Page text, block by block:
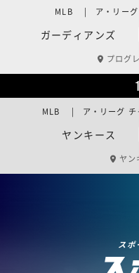
ガーディアンズ
MLB | ア・リーグ
プログ
ヤンキース
MLB | ア・リーグ チ
ヤン
ス